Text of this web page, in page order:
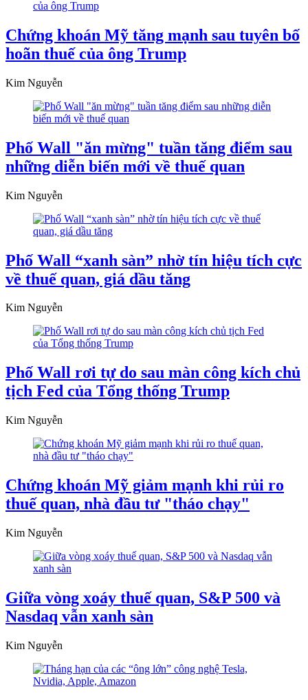
Chứng khoán Mỹ tăng mạnh sau tuyên bố
hoãn thuế của ông Trump
Kim Nguyễn
Phố Wall "ăn mừng" tuần tăng điểm sau
những diễn biến mới về thuế quan
Kim Nguyễn
Phố Wall “xanh sàn” nhờ tín hiệu tích cực
về thuế quan, giá dầu tăng
Kim Nguyễn
Phố Wall rơi tự do sau màn công kích chủ
tịch Fed của Tổng thống Trump
Kim Nguyễn
Chứng khoán Mỹ giảm mạnh khi rủi ro
thuế quan, nhà đầu tư "tháo chạy"
Kim Nguyễn
Giữa vòng xoáy thuế quan, S&P 500 và
Nasdaq vẫn xanh sàn
Kim Nguyễn